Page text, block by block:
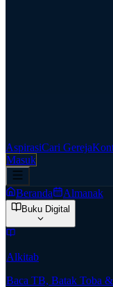
AspirasiCari Gereja
Masuk
Beranda Almanak
Buku Digital
Alkitab
Baca TB, Batak Toba